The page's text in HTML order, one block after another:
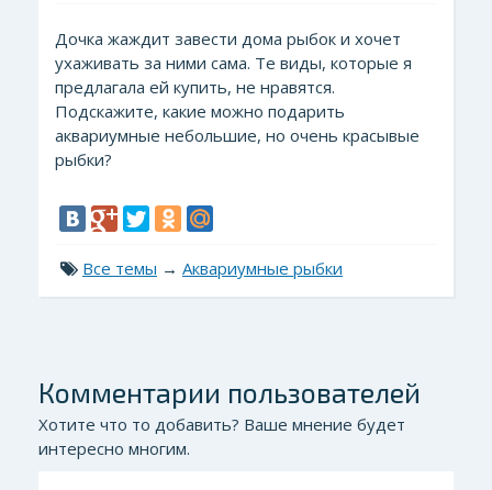
Дочка жаждит завести дома рыбок и хочет
ухаживать за ними сама. Те виды, которые я
предлагала ей купить, не нравятся.
Подскажите, какие можно подарить
аквариумные небольшие, но очень красывые
рыбки?
Все темы → Аквариумные рыбки
Комментарии пользователей
Хотите что то добавить? Ваше мнение будет
интересно многим.